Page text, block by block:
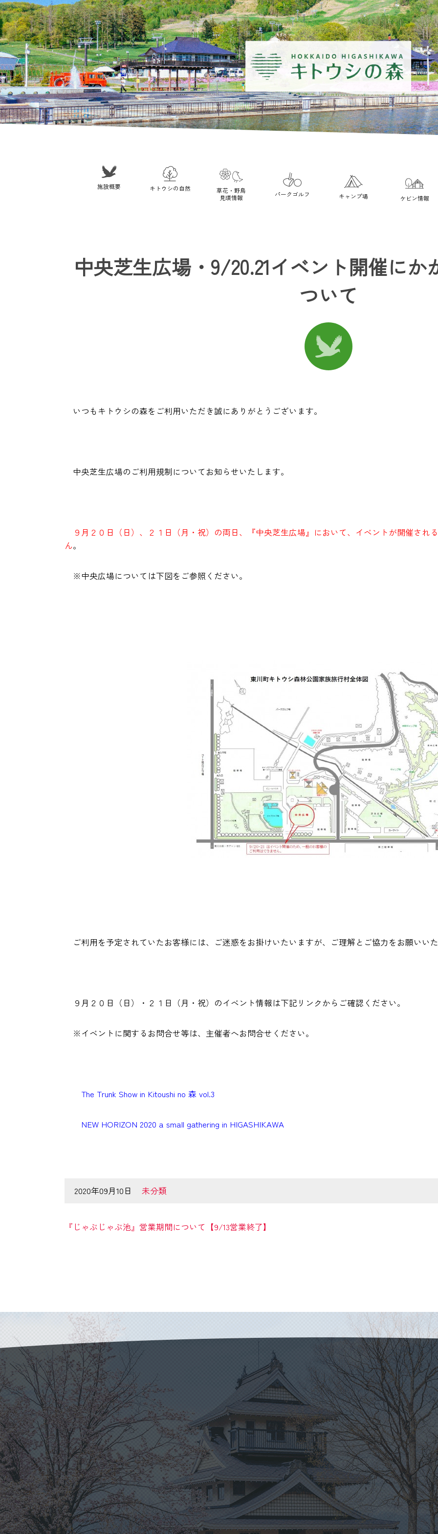
施設概要 キトウシの自然
草花・野鳥
見頃情報
パークゴルフ キャンプ場 ケビン情報
中央芝生広場・9/20.21イベント開催に
ついて
いつもキトウシの森をご利用いただき誠にありがとうございます。
中央芝生広場のご利用規制についてお知らせいたします。
９月２０日（日）、２１日（月・祝）の両日、『中央芝生広場』において、イベントが開催され
ん。
※中央広場については下図をご参照ください。
ご利用を予定されていたお客様には、ご迷惑をお掛けいたいますが、ご理解とご協力をお願いい
９月２０日（日）・２１日（月・祝）のイベント情報は下記リンクからご確認ください。
※イベントに関するお問合せ等は、主催者へお問合せください。
The Trunk Show in Kitoushi no 森 vol.3
NEW HORIZON 2020 a small gathering in HIGASHIKAWA
2020年09月10日 未分類
『じゃぶじゃぶ池』営業期間について【9/13営業終了】